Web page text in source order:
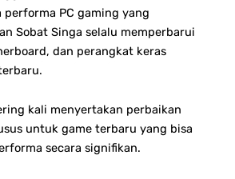
performa PC gaming yang
Sobat Singa selalu memperbarui
dan perangkat keras
kali menyertakan perbaikan
untuk game terbaru yang bisa
secara signifikan.